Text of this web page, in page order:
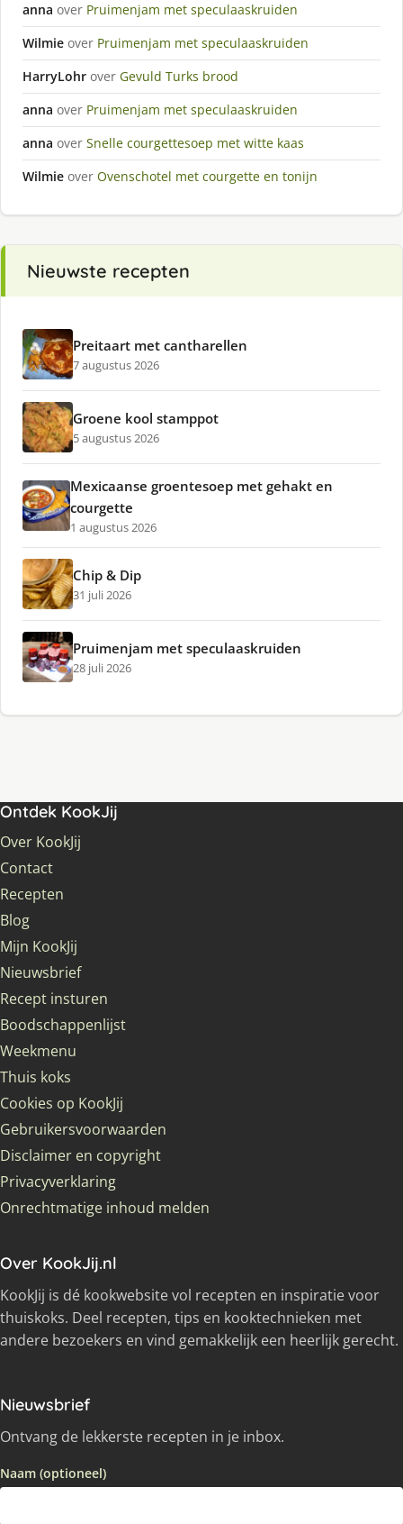
anna over Pruimenjam met speculaaskruiden
Wilmie over Pruimenjam met speculaaskruiden
HarryLohr over Gevuld Turks brood
anna over Pruimenjam met speculaaskruiden
anna over Snelle courgettesoep met witte kaas
Wilmie over Ovenschotel met courgette en tonijn
Nieuwste recepten
Preitaart met cantharellen
7 augustus 2026
Groene kool stamppot
5 augustus 2026
Mexicaanse groentesoep met gehakt en
courgette
1 augustus 2026
Chip & Dip
31 juli 2026
Pruimenjam met speculaaskruiden
28 juli 2026
Ontdek KookJij
Over KookJij
Contact
Recepten
Blog
Mijn KookJij
Nieuwsbrief
Recept insturen
Boodschappenlijst
Weekmenu
Thuis koks
Cookies op KookJij
Gebruikersvoorwaarden
Disclaimer en copyright
Privacyverklaring
Onrechtmatige inhoud melden
Over KookJij.nl
KookJij is dé kookwebsite vol recepten en inspiratie voor
thuiskoks. Deel recepten, tips en kooktechnieken met
andere bezoekers en vind gemakkelijk een heerlijk gerecht.
Nieuwsbrief
Ontvang de lekkerste recepten in je inbox.
Naam (optioneel)